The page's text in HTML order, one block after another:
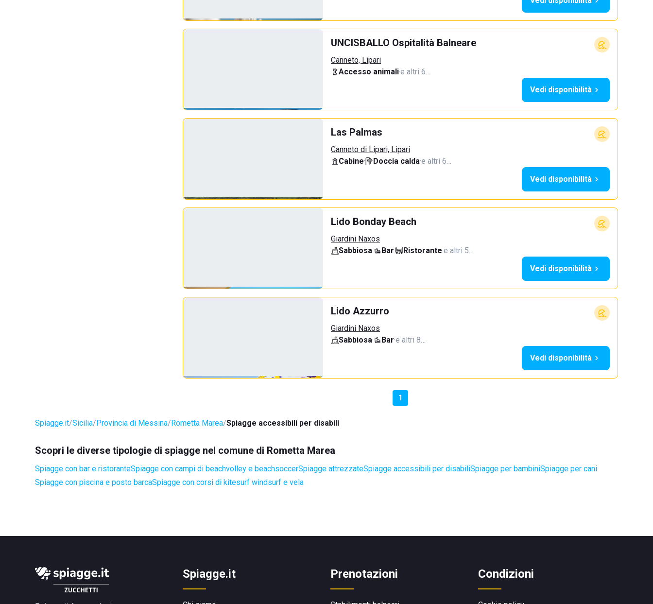
UNCISBALLO Ospitalità Balneare
Canneto, Lipari
Accesso animali·e altri 6…
Vedi disponibilità
Las Palmas
Canneto di Lipari, Lipari
Cabine· Doccia calda·e altri 6…
Vedi disponibilità
Lido Bonday Beach
Giardini Naxos
Sabbiosa· Bar· Ristorante·e altri 5…
Vedi disponibilità
Lido Azzurro
Giardini Naxos
Sabbiosa· Bar·e altri 8…
Vedi disponibilità
1
Spiagge.it Sicilia Provincia di Messina Rometta Marea Spiagge accessibili per disabili
Scopri le diverse tipologie di spiagge nel comune di Rometta Marea
Spiagge con bar e ristoranteSpiagge con campi di beachvolley e beachsoccerSpiagge attrezzateSpiagge accessibili per disabiliSpiagge per bambiniSpiagge per cani
Spiagge con piscina e posto barcaSpiagge con corsi di kitesurf windsurf e vela
Spiagge.it Prenotazioni Condizioni